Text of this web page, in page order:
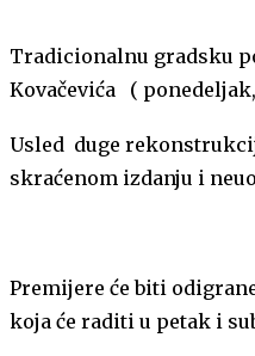
Tradicionalnu gradsku
Kovačevića (
Usled duge
skraćenom izdanju i
Premijere će biti
koja će raditi u petak i